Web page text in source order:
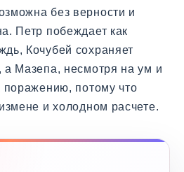
без верности и
Петр побеждает как
Кочубей сохраняет
а Мазепа, несмотря на ум и
поражению, потому что
и холодном расчете.